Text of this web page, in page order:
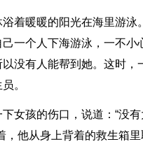
着暖暖的阳光在海里游泳
一个人下海游泳，一不
没有人能帮到她。这时，
。
女孩的伤口，说道：“没
，他从身上背着的救生箱